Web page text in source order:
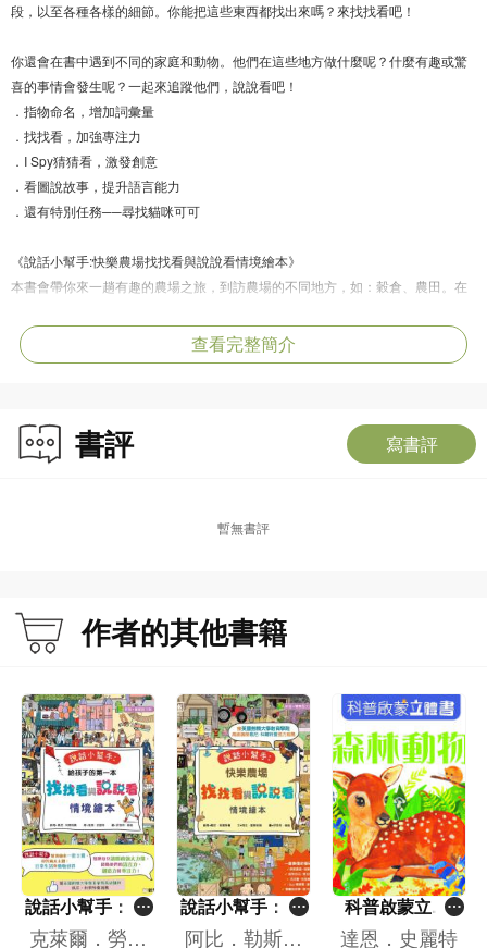
段，以至各種各樣的細節。你能把這些東西都找出來嗎？來找找看吧！
你還會在書中遇到不同的家庭和動物。他們在這些地方做什麼呢？什麼有趣或驚
喜的事情會發生呢？一起來追蹤他們，說說看吧！
．指物命名，增加詞彙量
．找找看，加強專注力
．I Spy猜猜看，激發創意
．看圖說故事，提升語言能力
．還有特別任務──尋找貓咪可可
《說話小幫手:快樂農場找找看與說說看情境繪本》
本書會帶你來一趟有趣的農場之旅，到訪農場的不同地方，如：穀倉、農田。在
找出來嗎？來找找看吧！
一書兼備多種玩法：
查看完整簡介
書評 寫書評
暫無書評
作者的其他書籍
說話小幫手：情
境繪本(一套2冊)
克萊爾．勞埃
說話小幫手：快
樂農場找找看與
阿比．勒斯科
科普啟蒙立體
書：森林動物
達恩．史麗特